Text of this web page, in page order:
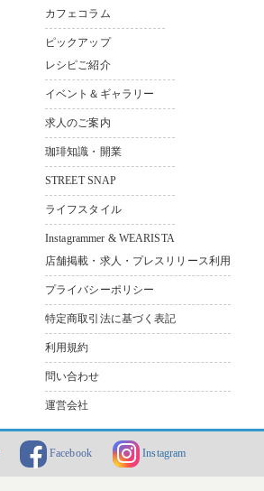
カフェコラム
ピックアップ
レシピご紹介
イベント＆ギャラリー
求人のご案内
珈琲知識・開業
STREET SNAP
ライフスタイル
Instagrammer & WEARISTA
店舗掲載・求人・プレスリリース利用
プライバシーポリシー
特定商取引法に基づく表記
利用規約
問い合わせ
運営会社
Facebook Instagram